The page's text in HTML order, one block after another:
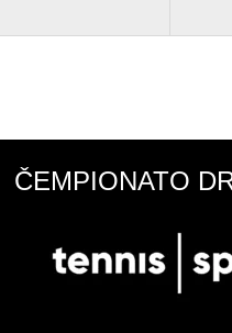
ČEMPIONATO